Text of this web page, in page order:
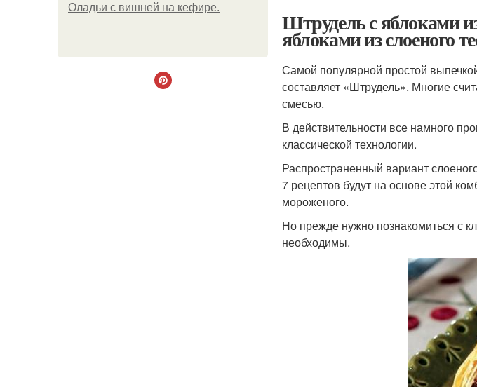
Оладьи с вишней на кефире.
Штрудель с яблоками
яблоками из слоеного
Самой популярной простой
составляет «Штрудель». Многие
смесью.
В действительности все намного
классической технологии.
Распространенный вариант
7 рецептов будут на основе этой
мороженого.
Но прежде нужно познакомиться с
необходимы.